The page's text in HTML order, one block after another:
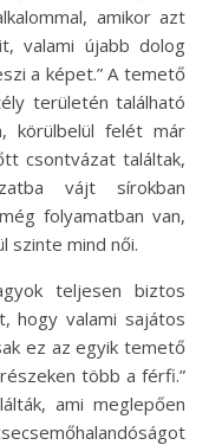
amikor azt
valami újabb dolog
a képet.” A temető
területén található
körülbelül felét már
csontvázat találtak,
vájt sírokban
folyamatban van,
szinte mind női.
teljesen biztos
hogy valami sajátos
ez az egyik temető
több a férfi.”
ami meglepően